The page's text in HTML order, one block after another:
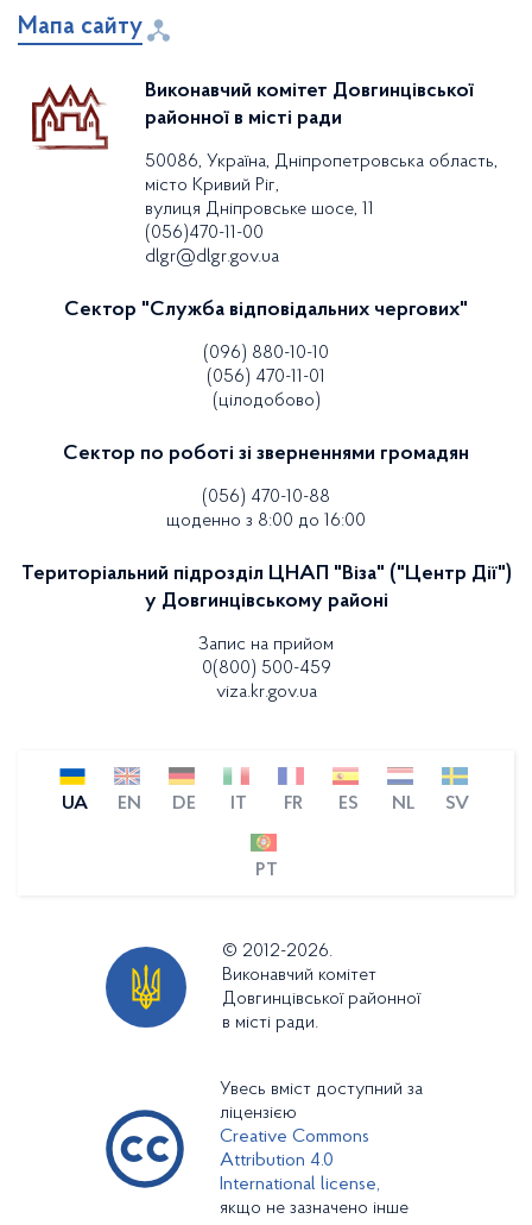
Мапа сайту
Виконавчий комітет Довгинцівської
районної в місті ради
50086, Україна, Дніпропетровська область,
місто Кривий Ріг,
вулиця Дніпровське шосе, 11
(056)470-11-00
dlgr@dlgr.gov.ua
Сектор "Служба відповідальних чергових"
(096) 880-10-10
(056) 470-11-01
(цілодобово)
Сектор по роботі зі зверненнями громадян
(056) 470-10-88
щоденно з 8:00 до 16:00
Територіальний підрозділ ЦНАП "Віза" ("Центр Дії")
у Довгинцівському районі
Запис на прийом
0(800) 500-459
viza.kr.gov.ua
UA EN DE IT FR ES NL SV
PT
© 2012-2026.
Виконавчий комітет
Довгинцівської районної
в місті ради.
Увесь вміст доступний за
ліцензією
Creative Commons
Attribution 4.0
International license,
якщо не зазначено інше